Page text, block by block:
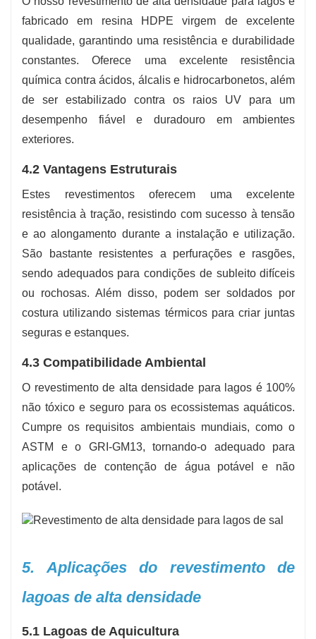
fabricado em resina HDPE virgem de excelente
qualidade, garantindo uma resistência e durabilidade
constantes. Oferece uma excelente resistência
química contra ácidos, álcalis e hidrocarbonetos, além
de ser estabilizado contra os raios UV para um
desempenho fiável e duradouro em ambientes
exteriores.
4.2 Vantagens Estruturais
Estes revestimentos oferecem uma excelente
resistência à tração, resistindo com sucesso à tensão
e ao alongamento durante a instalação e utilização.
São bastante resistentes a perfurações e rasgões,
sendo adequados para condições de subleito difíceis
ou rochosas. Além disso, podem ser soldados por
costura utilizando sistemas térmicos para criar juntas
seguras e estanques.
4.3 Compatibilidade Ambiental
O revestimento de alta densidade para lagos é 100%
não tóxico e seguro para os ecossistemas aquáticos.
Cumpre os requisitos ambientais mundiais, como o
ASTM e o GRI-GM13, tornando-o adequado para
aplicações de contenção de água potável e não
potável.
5. Aplicações do revestimento de
lagoas de alta densidade
5.1 Lagoas de Aquicultura